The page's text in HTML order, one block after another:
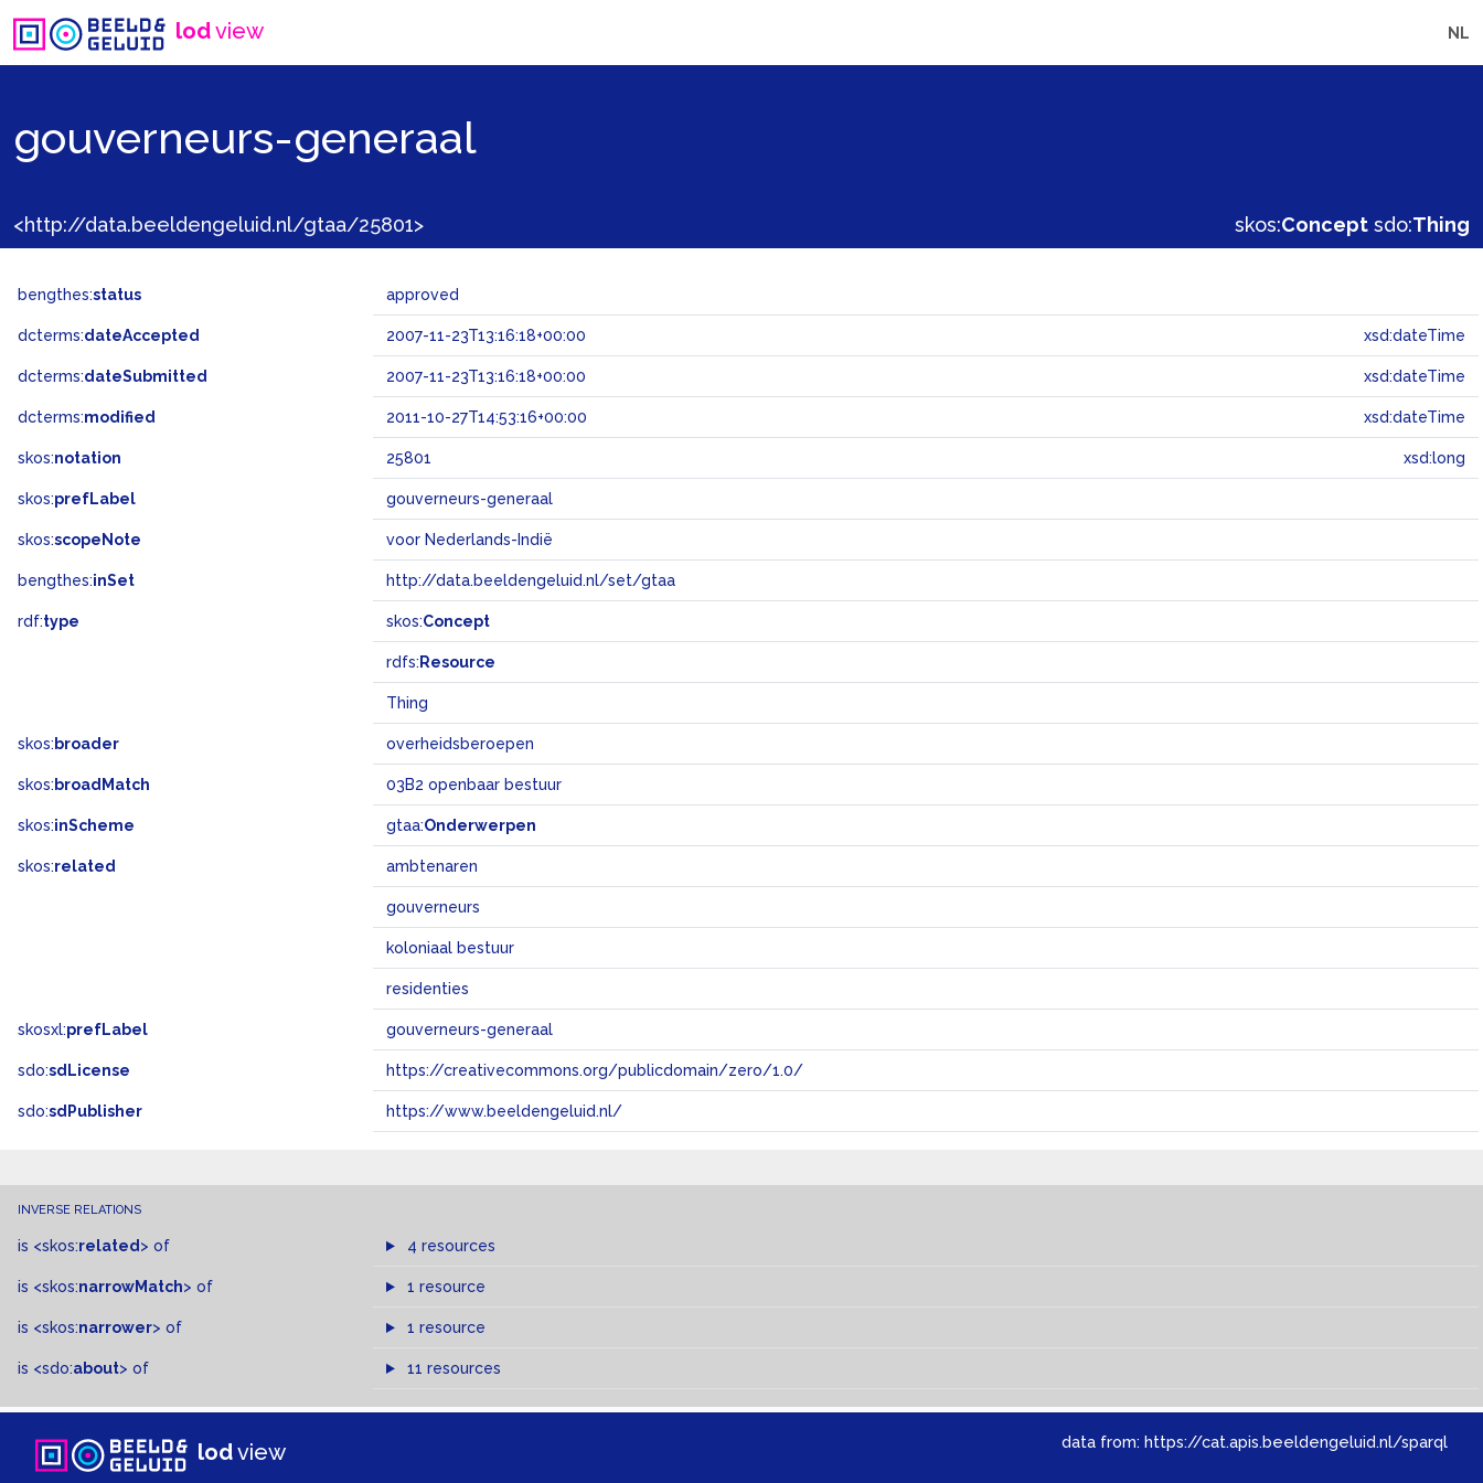
lodview NL
gouverneurs-generaal
<http://data.beeldengeluid.nl/gtaa/25801> skos:Concept sdo:Thing
bengthes:status approved
dcterms:dateAccepted 2007-11-23T13:16:18+00:00 xsd:dateTime
dcterms:dateSubmitted 2007-11-23T13:16:18+00:00 xsd:dateTime
dcterms:modified 2011-10-27T14:53:16+00:00 xsd:dateTime
skos:notation 25801 xsd:long
skos:prefLabel gouverneurs-generaal
skos:scopeNote voor Nederlands-Indië
bengthes:inSet http://data.beeldengeluid.nl/set/gtaa
rdf:type skos:Concept
rdfs: Resource
Thing
skos: broader overheidsberoepen
skos: broadMatch 03B2 openbaar bestuur
skos:inScheme gtaa:Onderwerpen
skos:related ambtenaren
gouverneurs
koloniaal bestuur
residenties
skosxl:prefLabel gouverneurs-generaal
sdo:sdLicense https://creativecommons.org/publicdomain/zero/1.0/
sdo:sdPublisher https://www.beeldengeluid.nl/
INVERSE RELATIONS
is <skos:related > of 4 resources
is <skos:narrowMatch> of 1 resource
is <skos:narrower> of 1 resource
is <sdo:about> of 11 resources
lodview data from: https://cat.apis.beeldengeluid.nl/sparql